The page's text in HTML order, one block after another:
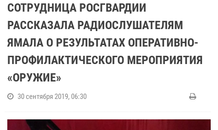
СОТРУДНИЦА РОСГВАРДИИ
РАССКАЗАЛА РАДИОСЛУШАТЕЛЯМ
ЯМАЛА О РЕЗУЛЬТАТАХ ОПЕРАТИВНО-
ПРОФИЛАКТИЧЕСКОГО МЕРОПРИЯТИЯ
«ОРУЖИЕ»
30 сентября 2019, 06:30